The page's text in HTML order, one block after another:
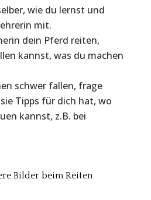
wie du lernst und
mit.
dein Pferd reiten,
kannst, was du machen
schwer fallen, frage
Tipps für dich hat, wo
kannst, z.B. bei
Bilder beim Reiten